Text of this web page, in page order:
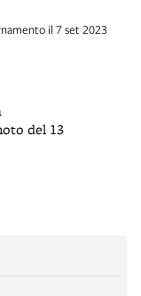
il 7 set 2023
del 13